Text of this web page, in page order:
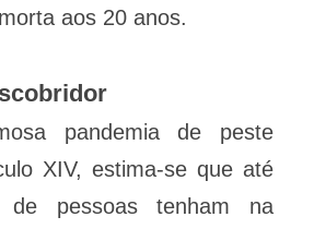
aos 20 anos.
pandemia de peste
XIV, estima-se que até
de pessoas tenham na